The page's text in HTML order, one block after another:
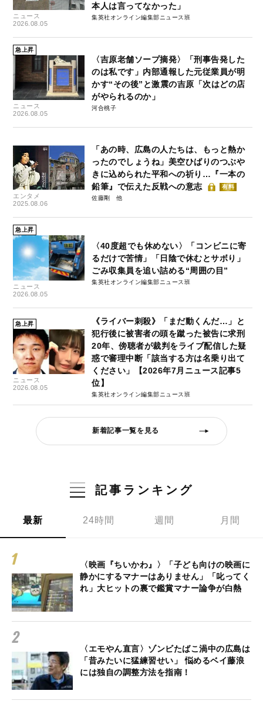
ニュース
2026.08.05
本人は言ってなかった」
集英社オンライン編集部ニュース班
急上昇
ニュース
2026.08.05
〈吉原老舗ソープ摘発〉「刑事告発した
のは私です」内部通報した元従業員が明
かす“その後”と激震の吉原「次はどの店
がやられるのか」
河合桃子
エンタメ
2025.08.06
「あの時、広島の人たちは、もっと熱か
ったのでしょうね」美空ひばりのつぶや
きに込められた平和への祈り…『一本の
鉛筆』で伝えた反戦への意志
有料
佐藤剛
急上昇
ニュース
2026.08.05
〈40度超でも休めない〉「コンビニに寄
るだけで苦情」「日陰で休むとサボり」
ごみ収集員を追い詰める“周囲の目”
集英社オンライン編集部ニュース班
急上昇
ニュース
2026.08.05
《ライバー刺殺》「まだ動くんだ…」と
犯行後に被害者の頭を蹴った被告に求刑
20年、傍聴者が裁判をライブ配信した疑
惑で審理中断「該当する方は名乗り出て
ください」【2026年7月ニュース記事5
位】
集英社オンライン編集部ニュース班
新着記事一覧を見る
記事ランキング
最新 24時間 週間 月間
〈映画『ちいかわ』〉「子ども向けの映画に
静かにするマナーはありません」「叱ってく
れ」大ヒットの裏で鑑賞マナー論争が白熱
〈エモやん直言〉ゾンビたばこ渦中の広島は
「昔みたいに猛練習せい」 悩めるベイ藤浪
には独自の調整方法を指南！